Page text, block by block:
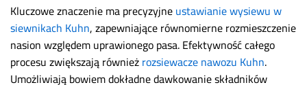
Kluczowe znaczenie ma precyzyjneustawianie wysiewu w
siewnikach Kuhn, zapewniające równomierne rozmieszczenie
nasion względem uprawionego pasa. Efektywność całego
procesu zwiększają równieżrozsiewacze nawozu Kuhn.
Umożliwiają bowiem dokładne dawkowanie składników